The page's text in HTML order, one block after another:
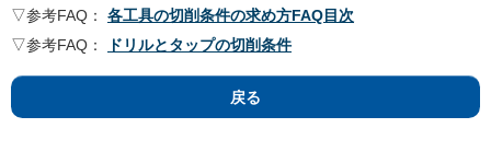
▽参考FAQ： 各工具の切削条件の求め方FAQ目次
▽参考FAQ：
ドリルとタップの切削条件
戻る